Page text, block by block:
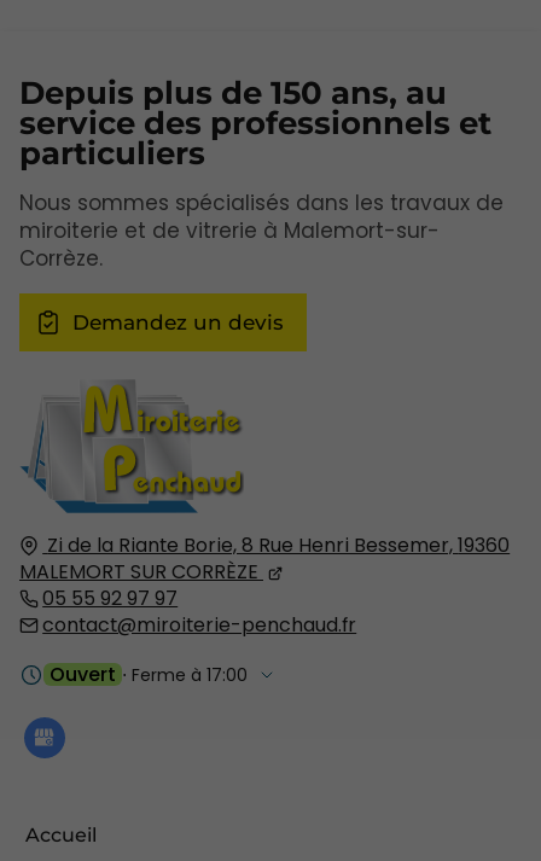
Zi de la Riante Borie, 8 Rue Henri Bessemer,19360
MALEMORT SUR CORRÈZE
05 55 92 97 97
contact@miroiterie-penchaud.fr
Ouvert ⋅ Ferme à 17:00
Accueil
Depuis plus de 150 ans, au
service des professionnels et
particuliers
Nous sommes spécialisés dans les travaux de
miroiterie et de vitrerie à Malemort-sur-
Corrèze.
Demandez un devis